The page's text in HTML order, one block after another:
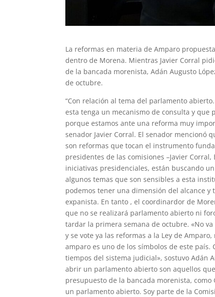
La reformas en materia de Amparo
dentro de Morena. Mientras Javier Corral
de la bancada morenista, Adán Augusto
de octubre.
“Con relación al tema del parlamento
esta tenga un mecanismo de consulta y que
porque estamos ante una reforma muy
senador Javier Corral. El senador mencionó
son reformas que tocan el instrumento
presidentes de las comisiones –Javier
iniciativas presidenciales, están buscando
algunos temas que son sensibles a esta
podemos tener una dimensión del alcance
expanista. En tanto , el coordinardor de
que no se realizará parlamento abierto ni
tardar la primera semana de octubre. «No
y se vote ya las reformas a la Ley de
amparo es uno de los símbolos de este
tiempos del sistema judicial», sostuvo Adán
abrir un parlamento abierto son aquellos
presupuesto de la bancada morenista, como
un parlamento abierto. Soy parte de la